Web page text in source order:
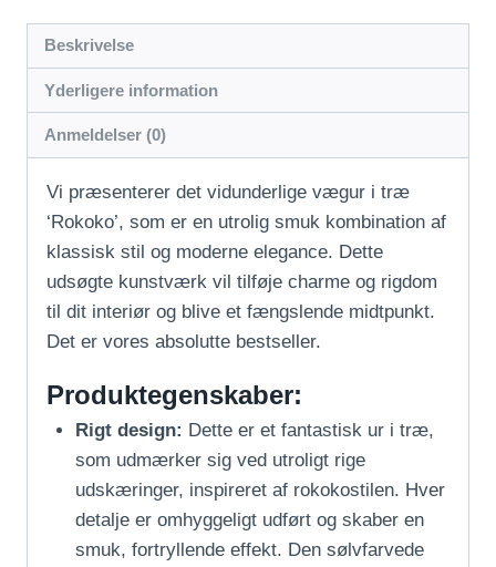
Beskrivelse
Yderligere information
Anmeldelser (0)
Vi præsenterer det vidunderlige vægur i træ
‘Rokoko’, som er en utrolig smuk kombination af
klassisk stil og moderne elegance. Dette
udsøgte kunstværk vil tilføje charme og rigdom
til dit interiør og blive et fængslende midtpunkt.
Det er vores absolutte bestseller.
Produktegenskaber:
Rigt design: Dette er et fantastisk ur i træ,
som udmærker sig ved utroligt rige
udskæringer, inspireret af rokokostilen. Hver
detalje er omhyggeligt udført og skaber en
smuk, fortryllende effekt. Den sølvfarvede